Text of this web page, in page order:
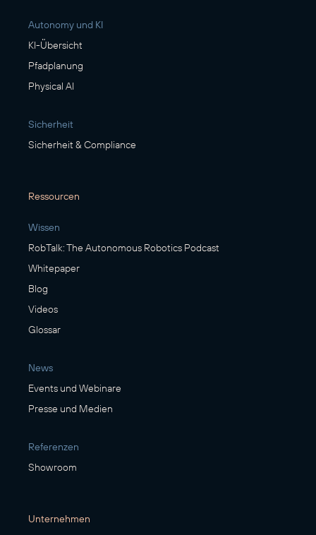
Autonomy und KI
KI-Übersicht
Pfadplanung
Physical AI
Sicherheit
Sicherheit & Compliance
Ressourcen
Wissen
RobTalk: The Autonomous Robotics Podcast
Whitepaper
Blog
Videos
Glossar
News
Events und Webinare
Presse und Medien
Referenzen
Showroom
Unternehmen